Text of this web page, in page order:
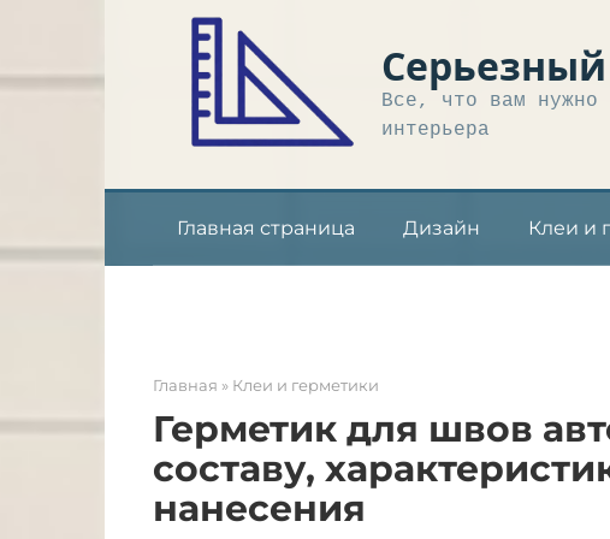
Все, что вам нужно
интерьера
Главная страница Дизайн Клеи и
Главная » Клеи и герметики
Герметик для швов
составу,
нанесения